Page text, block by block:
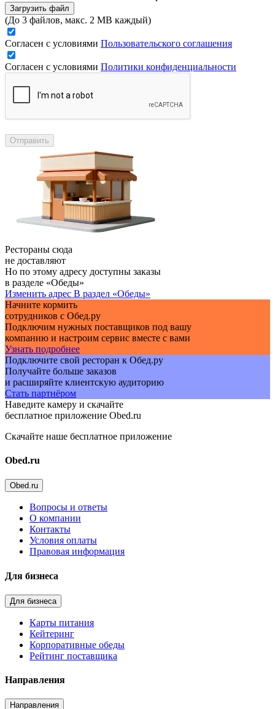
Загрузить файл
(До 3 файлов, макс. 2 MB каждый)
Согласен с условиями Пользовательского соглашения
Согласен с условиями Политики конфиденциальности
Отправить
Рестораны сюда
не доставляют
Но по этому адресу доступны заказы
в разделе «Обеды»
Изменить адрес В раздел «Обеды»
Начните кормить
сотрудников с Обед.ру
Подключим нужных поставщиков под вашу
компанию и настроим сервис вместе с вами
Узнать подробнее
Подключите свой ресторан к Обед.ру
Получайте больше заказов
и расширяйте клиентскую аудиторию
Стать партнёром
Наведите камеру и скачайте
бесплатное приложение Obed.ru
Скачайте наше бесплатное приложение
Obed.ru
Obed.ru
Вопросы и ответы
О компании
Контакты
Условия оплаты
Правовая информация
Для бизнеса
Для бизнеса
Карты питания
Кейтеринг
Корпоративные обеды
Рейтинг поставщика
Направления
Направления